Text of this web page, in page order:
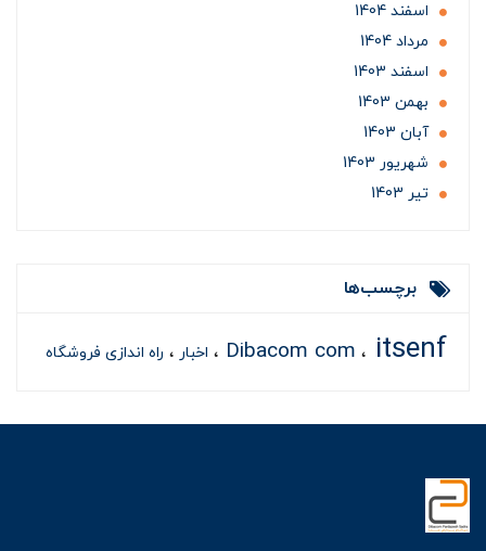
اسفند 1404
مرداد 1404
اسفند 1403
بهمن 1403
آبان 1403
شهریور 1403
تير 1403
برچسب‌ها
itsenf
Dibacom com اخبار راه اندازی فروشگاه